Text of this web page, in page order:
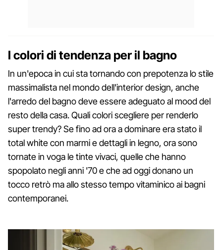
I colori di tendenza per il bagno
In un'epoca in cui sta tornando con prepotenza lo stile
massimalista nel mondo dell'interior design, anche
l'arredo del bagno deve essere adeguato al mood del
resto della casa. Quali colori scegliere per renderlo
super trendy? Se fino ad ora a dominare era stato il
total white con marmi e dettagli in legno, ora sono
tornate in voga le tinte vivaci, quelle che hanno
spopolato negli anni '70 e che ad oggi donano un
tocco retrò ma allo stesso tempo vitaminico ai bagni
contemporanei.